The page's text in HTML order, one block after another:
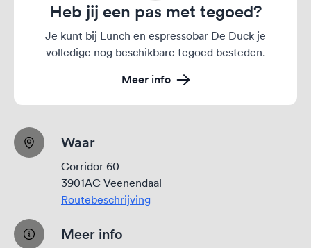
Heb jij een pas met tegoed?
Je kunt bij Lunch en espressobar De Duck je
volledige nog beschikbare tegoed besteden.
Meer info
Waar
Corridor 60
3901AC Veenendaal
Routebeschrijving
Meer info